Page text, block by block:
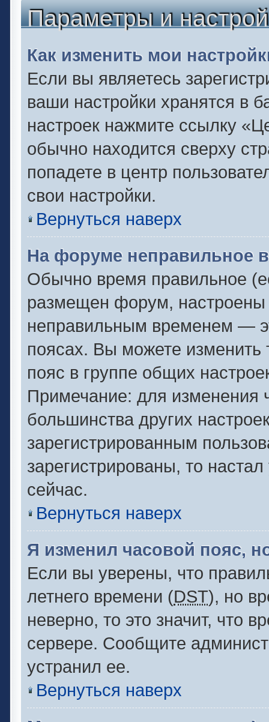
Параметры и
Как изменить мои
Если вы являетесь
ваши настройки хранятся в
настроек нажмите ссылку
обычно находится сверху
попадете в центр
свои настройки.
Вернуться наверх
На форуме неправильное
Обычно время правильное
размещен форум, настроены
неправильным временем —
поясах. Вы можете изменить
пояс в группе общих
Примечание: для изменения
большинства других
зарегистрированным
зарегистрированы, то
сейчас.
Вернуться наверх
Я изменил часовой пояс,
Если вы уверены, что
летнего времени (DST), но
неверно, то это значит, что
сервере. Сообщите
устранил ее.
Вернуться наверх